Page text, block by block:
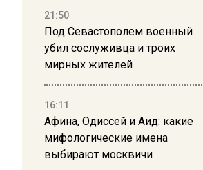
21:50
Под Севастополем военный
убил сослуживца и троих
мирных жителей
16:11
Афина, Одиссей и Аид: какие
мифологические имена
выбирают москвичи